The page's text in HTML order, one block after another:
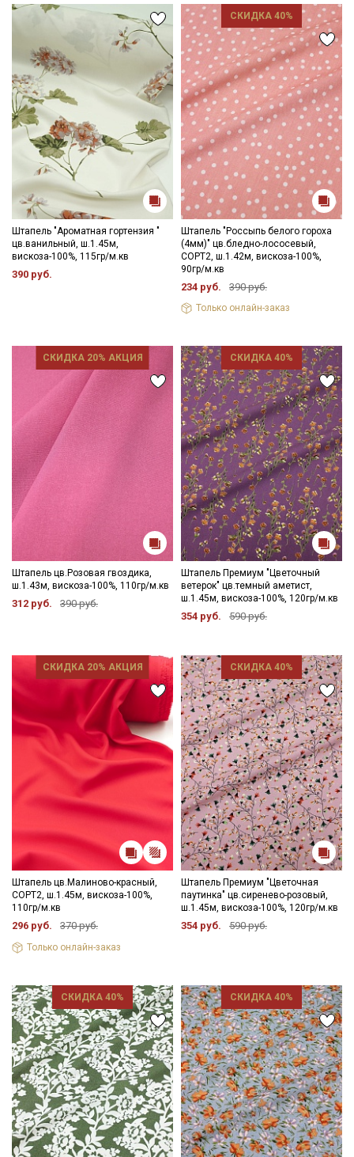
Штапель "Ароматная гортензия "
цв.ванильный, ш.1.45м,
вискоза-100%, 115гр/м.кв
390 руб.
СКИДКА 40%
Штапель "Россыпь белого гороха
(4мм)" цв.бледно-лососевый,
СОРТ2, ш.1.42м, вискоза-100%,
90гр/м.кв
234 руб. 390 руб.
Только онлайн-заказ
СКИДКА 20% АКЦИЯ
Штапель цв.Розовая гвоздика,
ш.1.43м, вискоза-100%, 110гр/м.кв
312 руб. 390 руб.
СКИДКА 40%
Штапель Премиум "Цветочный
ветерок" цв.темный аметист,
ш.1.45м, вискоза-100%, 120гр/м.кв
354 руб. 590 руб.
СКИДКА 20% АКЦИЯ
Штапель цв.Малиново-красный,
СОРТ2, ш.1.45м, вискоза-100%,
110гр/м.кв
296 руб. 370 руб.
Только онлайн-заказ
СКИДКА 40%
Штапель Премиум "Цветочная
паутинка" цв.сиренево-розовый,
ш.1.45м, вискоза-100%, 120гр/м.кв
354 руб. 590 руб.
СКИДКА 40% СКИДКА 40%
Мы публикуем здесь дополнительные
промокоды и скидки до 30% на узкие
категории тканей
Электронная почта
Подписаться
Ознакомлен(а) сПолитикой обработки персональных
данныхи даюСогласие на обработку персональных
данных
Даю
Согласие на получение рекламных и